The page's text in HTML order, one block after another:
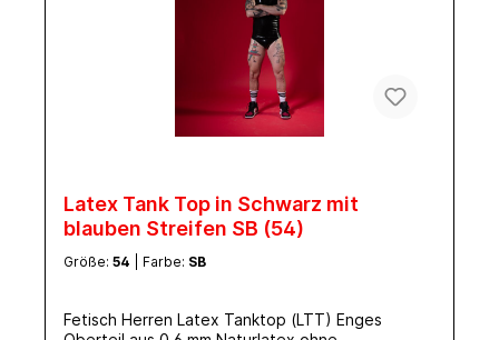
Latex Tank Top in Schwarz mit
blauben Streifen SB (54)
Größe: 54 | Farbe: SB
Fetisch Herren Latex Tanktop (LTT) Enges